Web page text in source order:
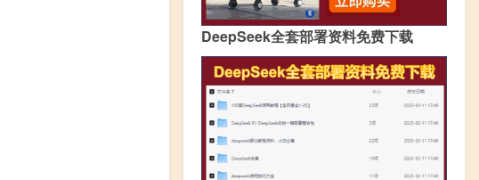
DeepSeek全套部署资料免费下载